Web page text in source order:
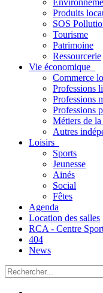
Produits
SOS
Tourisme
Patrimoine
Ressourcerie
Vie économique
Commerce
Professions
Professions
Professions
Métiers de
Autres
Loisirs
Sports
Jeunesse
Ainés
Social
Fêtes
Agenda
Location des salles
RCA - Centre
404
News